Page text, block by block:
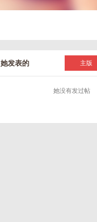
她发表的 主版
她没有发过帖